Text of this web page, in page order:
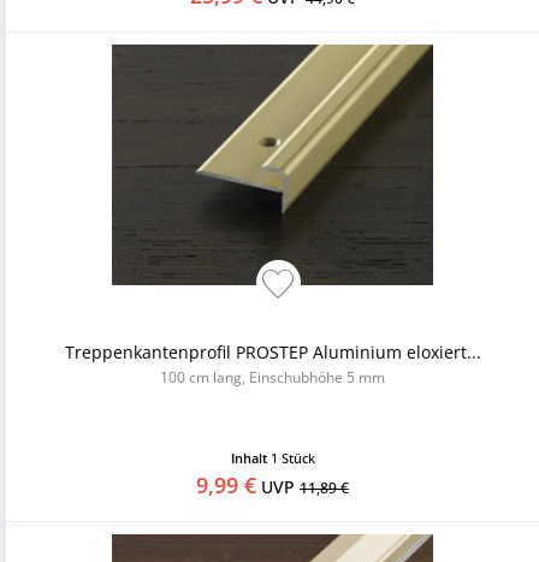
Treppenkantenprofil PROSTEP Aluminium eloxiert...
100 cm lang, Einschubhöhe 5 mm
Inhalt 1 Stück
9,99 € UVP 11,89 €